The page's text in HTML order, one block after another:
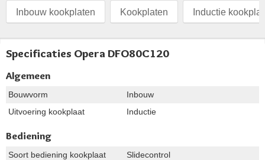
Inbouw kookplaten Kookplaten Inductie
Specificaties Opera DFO80C120
Algemeen
Bouwvorm
Inbouw
Uitvoering kookplaat
Inductie
Bediening
Soort bediening kookplaat Slidecontrol